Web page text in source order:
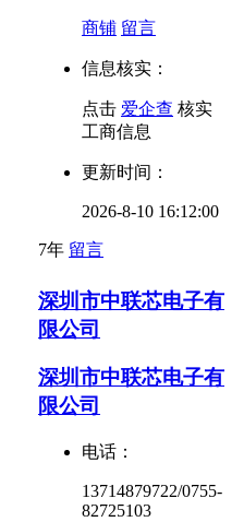
商铺 留言
信息核实：
点击 爱企查 核实
工商信息
更新时间：
2026-8-10 16:12:00
7年 留言
深圳市中联芯电子有
限公司
深圳市中联芯电子有
限公司
电话：
13714879722/0755-
82725103